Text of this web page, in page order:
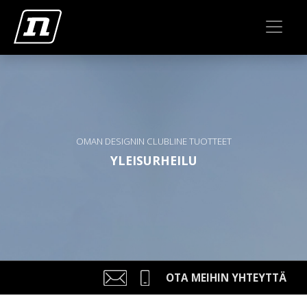
OMAN DESIGNIN CLUBLINE TUOTTEET
YLEISURHEILU
OTA MEIHIN YHTEYTTÄ